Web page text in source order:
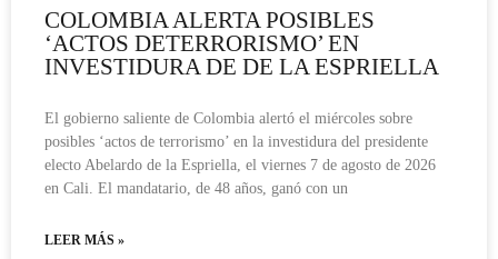
COLOMBIA ALERTA POSIBLES
‘ACTOS DETERRORISMO’ EN
INVESTIDURA DE DE LA ESPRIELLA
El gobierno saliente de Colombia alertó el miércoles sobre
posibles ‘actos de terrorismo’ en la investidura del presidente
electo Abelardo de la Espriella, el viernes 7 de agosto de 2026
en Cali. El mandatario, de 48 años, ganó con un
LEER MÁS »